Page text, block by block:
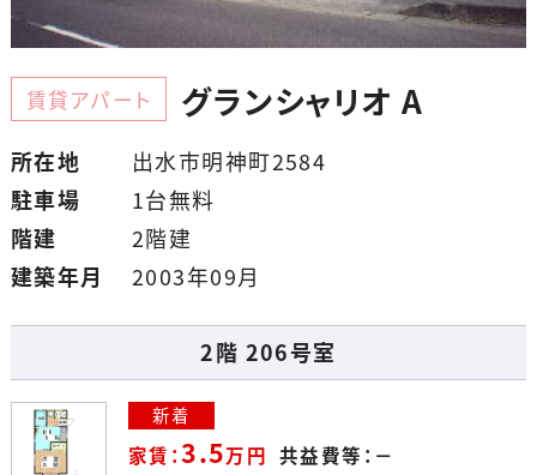
賃貸アパート グランシャリオ A
所在地
出水市明神町2584
駐車場
1台無料
階建
2階建
建築年月
2003年09月
2階 206号室
新着
家賃：3.5万円 共益費等：－